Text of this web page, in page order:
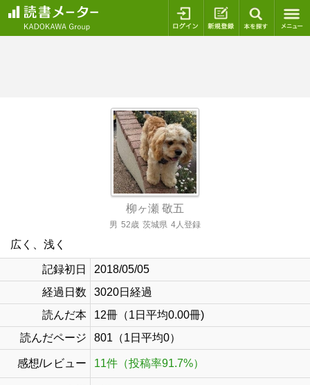
ログイン 新規登録
柳ヶ瀬 敬五
男 52歳 茨城県 4人登録
広く、浅く
記録初日
2018/05/05
経過日数
3020日経過
読んだ本
12冊（1日平均0.00冊)
読んだページ
801（1日平均0）
感想/レビュー 11件（投稿率91.7%）